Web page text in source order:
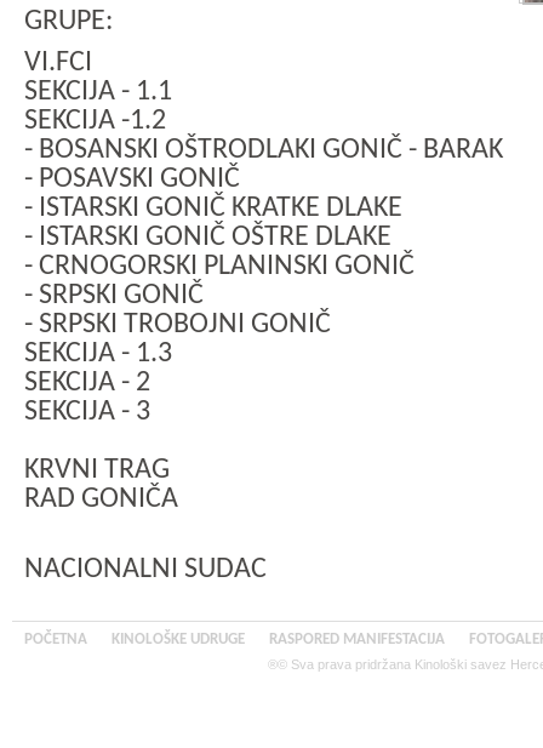
GRUPE:
VI.FCI
SEKCIJA - 1.1
SEKCIJA -1.2
- BOSANSKI OŠTRODLAKI GONIČ - BARAK
- POSAVSKI GONIČ
- ISTARSKI GONIČ KRATKE DLAKE
- ISTARSKI GONIČ OŠTRE DLAKE
- CRNOGORSKI PLANINSKI GONIČ
- SRPSKI GONIČ
- SRPSKI TROBOJNI GONIČ
SEKCIJA - 1.3
SEKCIJA - 2
SEKCIJA - 3
KRVNI TRAG
RAD GONIČA
NACIONALNI SUDAC
POČETNA KINOLOŠKE UDRUGE RASPORED MANIFESTACIJA
®© Sva prava pridržana Kinološki savez